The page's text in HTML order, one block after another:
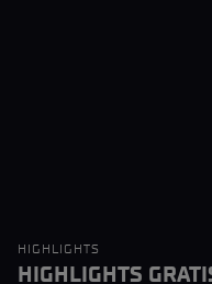
HIGHLIGHTS
HIGHLIGHTS